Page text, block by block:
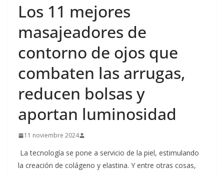
​Los 11 mejores
masajeadores de
contorno de ojos que
combaten las arrugas,
reducen bolsas y
aportan luminosidad
11 noviembre 2024
La tecnología se pone a servicio de la piel, estimulando
la creación de colágeno y elastina. Y entre otras cosas,